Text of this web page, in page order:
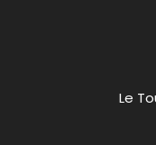
Le